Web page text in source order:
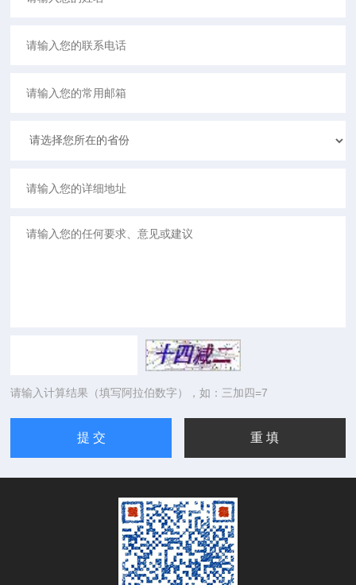
请输入计算结果（填写阿拉伯数字），如：三加四=7